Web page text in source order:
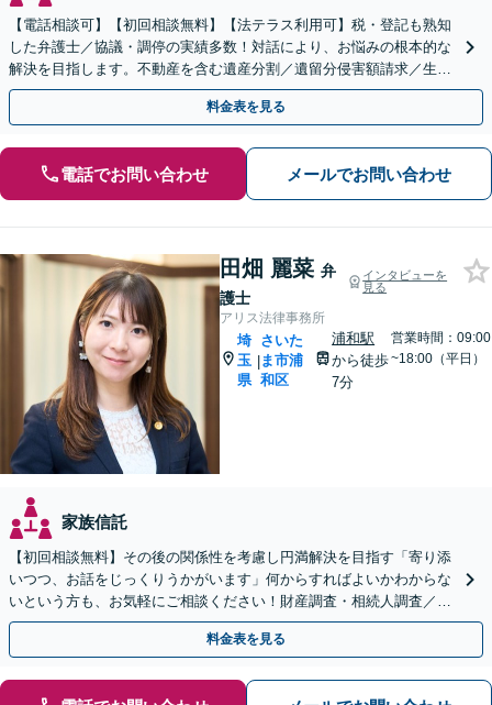
【電話相談可】【初回相談無料】【法テラス利用可】税・登記も熟知
した弁護士／協議・調停の実績多数！対話により、お悩みの根本的な
解決を目指します。不動産を含む遺産分割／遺留分侵害額請求／生前
対策を全面的にサポート【完全個室】【大宮駅3分】
料金表を見る
電話でお問い合わせ メールでお問い合わせ
田畑 麗菜 弁
護士
インタビューを
見る
アリス法律事務所
埼
玉
県
|
さいた
ま市浦
和区
浦和駅
から徒歩
7分
営業時間：09:00
~18:00（平日）
家族信託
【初回相談無料】その後の関係性を考慮し円満解決を目指す「寄り添
いつつ、お話をじっくりうかがいます」何からすればよいかわからな
いという方も、お気軽にご相談ください！財産調査・相続人調査／相
続放棄／使い込み／遺留分侵害額請求ほか
料金表を見る